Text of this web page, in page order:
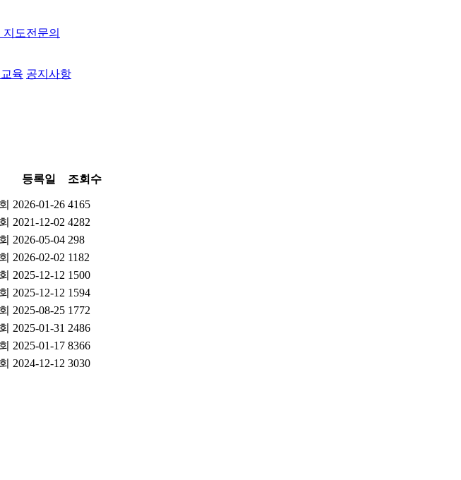
도전문의
육 공지사항
등록일 조회수
2026-01-26 4165
2021-12-02 4282
2026-05-04 298
2026-02-02 1182
2025-12-12 1500
2025-12-12 1594
2025-08-25 1772
2025-01-31 2486
2025-01-17 8366
2024-12-12 3030